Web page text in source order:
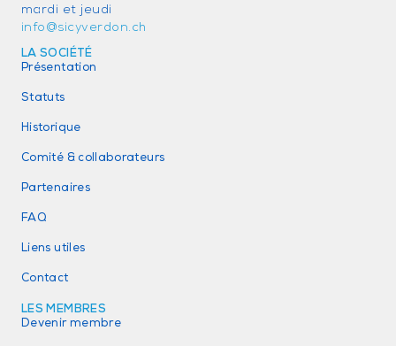
mardi et jeudi
info@sicyverdon.ch
LA SOCIÉTÉ
Présentation
Statuts
Historique
Comité & collaborateurs
Partenaires
FAQ
Liens utiles
Contact
LES MEMBRES
Devenir membre